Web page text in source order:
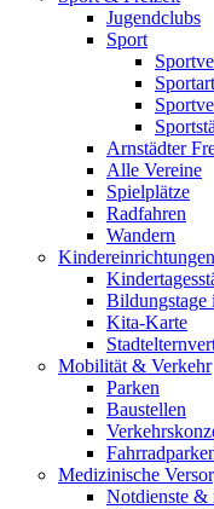
Jugendclubs
Sport
Arnstädter
Alle Vereine
Spielplätze
Radfahren
Wandern
Kindereinrichtungen
Bildungstage
Kita-Karte
Mobilität & Verkehr
Parken
Baustellen
Medizinische
Notdienste &